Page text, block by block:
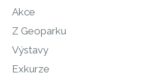
Akce
Z Geoparku
Výstavy
Exkurze